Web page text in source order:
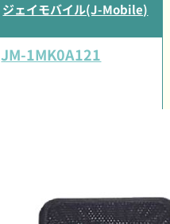
ジェイモバイル(J-Mobile)
JM-1MK0A121